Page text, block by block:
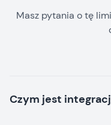
Masz pytania o tę
Czym jest